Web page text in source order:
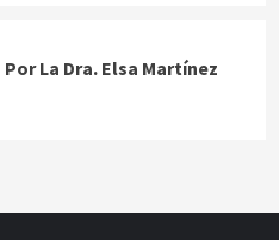
Por La Dra. Elsa Martínez